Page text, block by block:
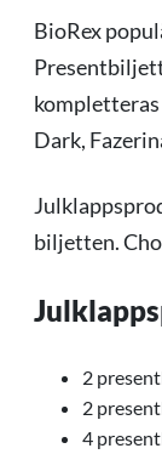
BioRex
kompletteras
Dark,
biljetten.
2
2
4